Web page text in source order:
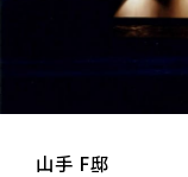
山手 F邸